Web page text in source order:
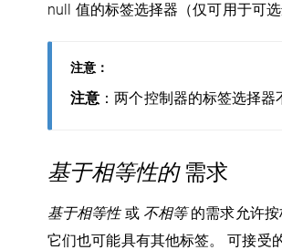
null 值的标签选择器（仅可用于可
注意：
注意 ：两个控制器的标签选择
基于相等性的需求
基于相等性或 不相等的需求允许按
它们也可能具有其他标签。 可接受